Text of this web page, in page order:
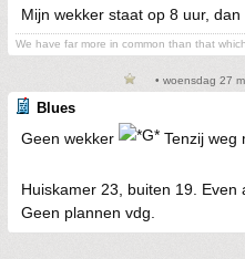
Mijn wekker staat op 8 uur,
We have far more in common than that
• woensdag 27
Blues
Geen wekker Tenzij weg
Huiskamer 23, buiten 19. Even
Geen plannen vdg.